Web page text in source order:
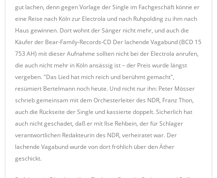
gut lachen, denn gegen Vorlage der Single im Fachgeschäft könne er
eine Reise nach Köln zur Electrola und nach Ruhpolding zu ihm nach
Haus gewinnen. Dort wohnt der Sänger nicht mehr, und auch die
Käufer der Bear-Family-Records-CD Der lachende Vagabund (BCD 15
753 AH) mit dieser Aufnahme sollten nicht bei der Electrola anrufen,
die auch nicht mehr in Köln ansässig ist – der Preis wurde längst
vergeben. "Das Lied hat mich reich und berühmt gemacht",
resümiert Bertelmann noch heute. Und nicht nur ihn: Peter Mösser
schrieb gemeinsam mit dem Orchesterleiter des NDR, Franz Thon,
auch die Rückseite der Single und kassierte doppelt. Sicherlich hat
auch nicht geschadet, daß er mit Ilse Rehbein, der für Schlager
verantwortlichen Redakteurin des NDR, verheiratet war. Der
lachende Vagabund wurde von dort fröhlich über den Äther
geschickt.